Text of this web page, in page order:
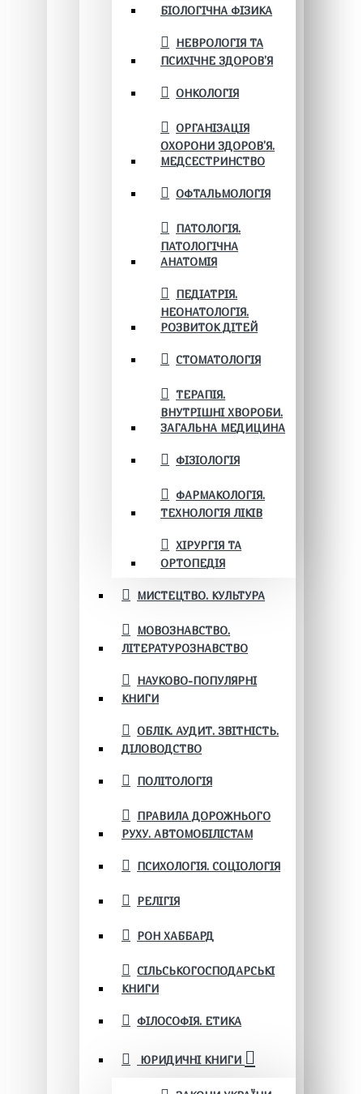
БІОЛОГІЧНА ФІЗИКА
НЕВРОЛОГІЯ ТА
ПСИХІЧНЕ ЗДОРОВ’Я
ОНКОЛОГІЯ
ОРГАНІЗАЦІЯ
ОХОРОНИ ЗДОРОВ'Я.
МЕДСЕСТРИНСТВО
ОФТАЛЬМОЛОГІЯ
ПАТОЛОГІЯ.
ПАТОЛОГІЧНА
АНАТОМІЯ
ПЕДІАТРІЯ.
НЕОНАТОЛОГІЯ.
РОЗВИТОК ДІТЕЙ
СТОМАТОЛОГІЯ
ТЕРАПІЯ.
ВНУТРІШНІ ХВОРОБИ.
ЗАГАЛЬНА МЕДИЦИНА
ФІЗІОЛОГІЯ
ФАРМАКОЛОГІЯ.
ТЕХНОЛОГІЯ ЛІКІВ
ХІРУРГІЯ ТА
ОРТОПЕДІЯ
МИСТЕЦТВО. КУЛЬТУРА
МОВОЗНАВСТВО.
ЛІТЕРАТУРОЗНАВСТВО
НАУКОВО-ПОПУЛЯРНІ
КНИГИ
ОБЛІК. АУДИТ. ЗВІТНІСТЬ.
ДІЛОВОДСТВО
ПОЛІТОЛОГІЯ
ПРАВИЛА ДОРОЖНЬОГО
РУХУ. АВТОМОБІЛІСТАМ
ПСИХОЛОГІЯ. СОЦІОЛОГІЯ
РЕЛІГІЯ
РОН ХАББАРД
СІЛЬСЬКОГОСПОДАРСЬКІ
КНИГИ
ФІЛОСОФІЯ. ЕТИКА
ЮРИДИЧНІ КНИГИ